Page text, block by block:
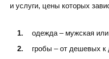
и услуги, цены которых
одежда – мужская
гробы – от дешевых к